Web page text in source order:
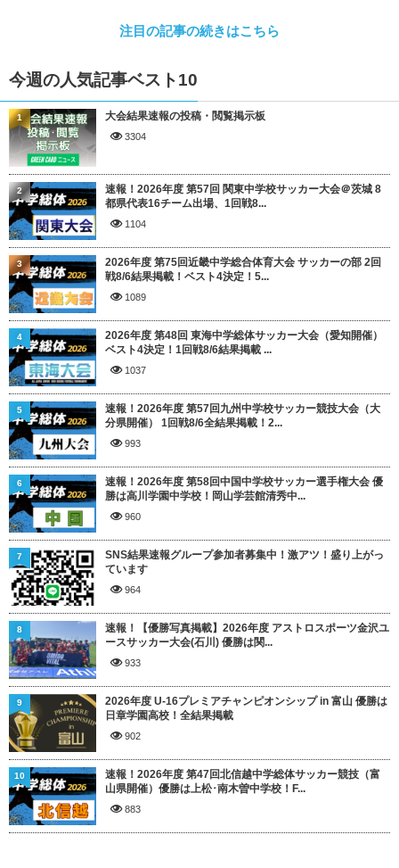
注目の記事の続きはこちら
今週の人気記事ベスト10
大会結果速報の投稿・閲覧掲示板
3304
1
速報！2026年度 第57回 関東中学校サッカー大会＠茨城 8
都県代表16チーム出場、1回戦8...
1104
2
2026年度 第75回近畿中学総合体育大会 サッカーの部 2回
戦8/6結果掲載！ベスト4決定！5...
1089
3
2026年度 第48回 東海中学総体サッカー大会（愛知開催）
ベスト4決定！1回戦8/6結果掲載 ...
1037
4
速報！2026年度 第57回九州中学校サッカー競技大会（大
分県開催） 1回戦8/6全結果掲載！2...
993
5
速報！2026年度 第58回中国中学校サッカー選手権大会 優
勝は高川学園中学校！岡山学芸館清秀中...
960
6
SNS結果速報グループ参加者募集中！激アツ！盛り上がっ
ています
964
7
速報！【優勝写真掲載】2026年度 アストロスポーツ金沢ユ
ースサッカー大会(石川) 優勝は関...
933
8
2026年度 U-16プレミアチャンピオンシップ in 富山 優勝は
日章学園高校！全結果掲載
902
9
速報！2026年度 第47回北信越中学総体サッカー競技（富
山県開催）優勝は上松･南木曽中学校！F...
883
10